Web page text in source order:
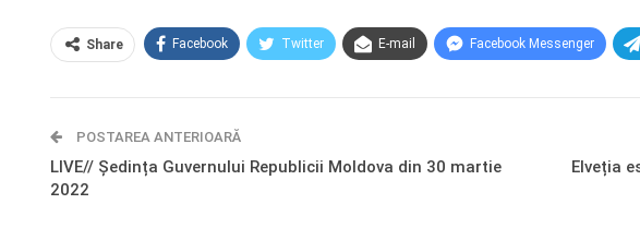
Share Facebook Twitter E-mail Facebook Messenger
POSTAREA ANTERIOARĂ
LIVE// Ședința Guvernului Republicii Moldova din 30 martie
2022
Elveția